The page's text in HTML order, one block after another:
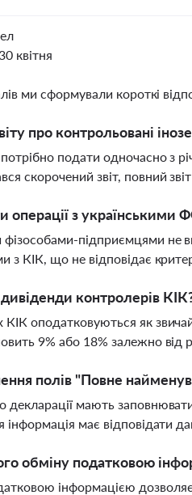
квітня
ми сформували короткі
про контрольовані
потрібно подати одночасно з
скорочений звіт, повний
операції з українськими
фізособами-підприємцями
з КІК, що не відповідає
контролерів
КІК оподатковуються як
9% або 18% залежно
полів "Повне
декларації мають
інформація має відповідати
обміну податковою
інформацією